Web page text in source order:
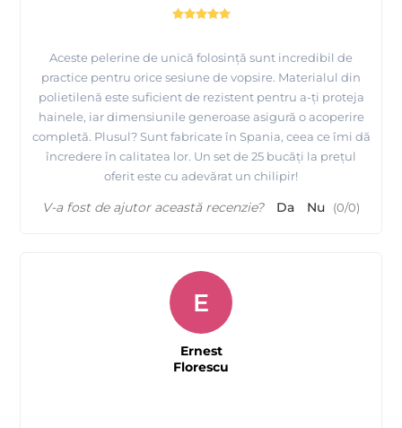
Aceste pelerine de unică folosință sunt incredibil de
practice pentru orice sesiune de vopsire. Materialul din
polietilenă este suficient de rezistent pentru a-ți proteja
hainele, iar dimensiunile generoase asigură o acoperire
completă. Plusul? Sunt fabricate în Spania, ceea ce îmi dă
încredere în calitatea lor. Un set de 25 bucăți la prețul
oferit este cu adevărat un chilipir!
V-a fost de ajutor această recenzie? Da Nu (0/0)
E
Ernest
Florescu